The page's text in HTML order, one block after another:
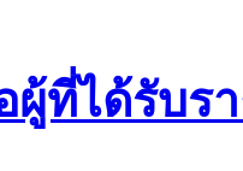
ผู้ที่ได้รับ